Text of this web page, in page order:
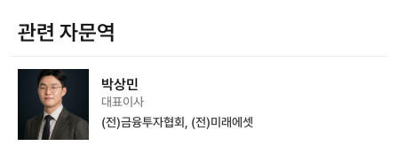
관련 자문역
박상민
대표이사
(전)금융투자협회, (전)미래에셋